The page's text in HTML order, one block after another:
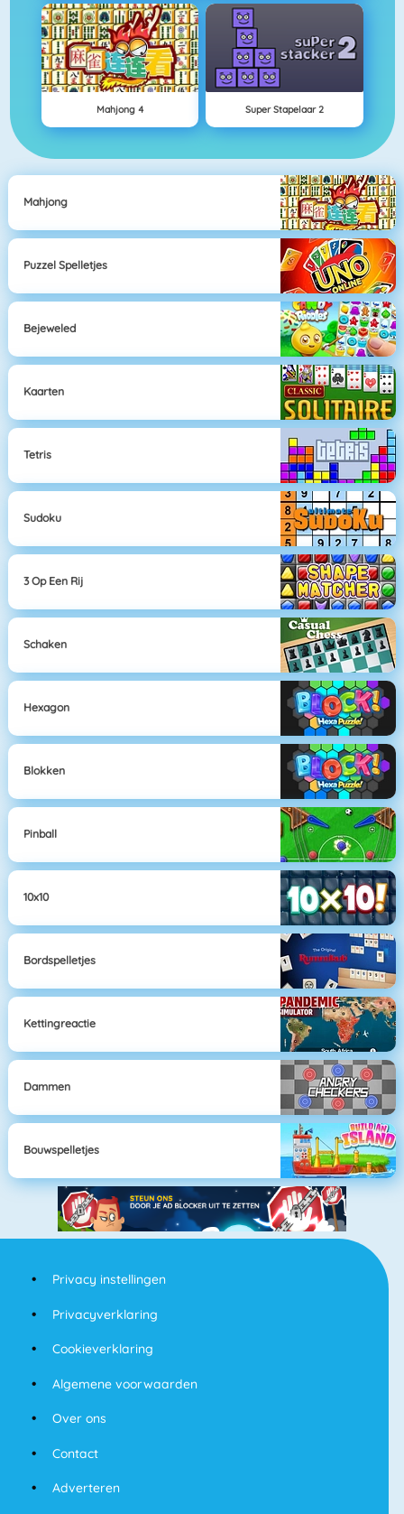
Mahjong 4 Super Stapelaar 2
Mahjong
Puzzel Spelletjes
Bejeweled
Kaarten
Tetris
Sudoku
3 Op Een Rij
Schaken
Hexagon
Blokken
Pinball
10x10
Bordspelletjes
Kettingreactie
Dammen
Bouwspelletjes
Privacy instellingen
Privacyverklaring
Cookieverklaring
Algemene voorwaarden
Over ons
Contact
Adverteren